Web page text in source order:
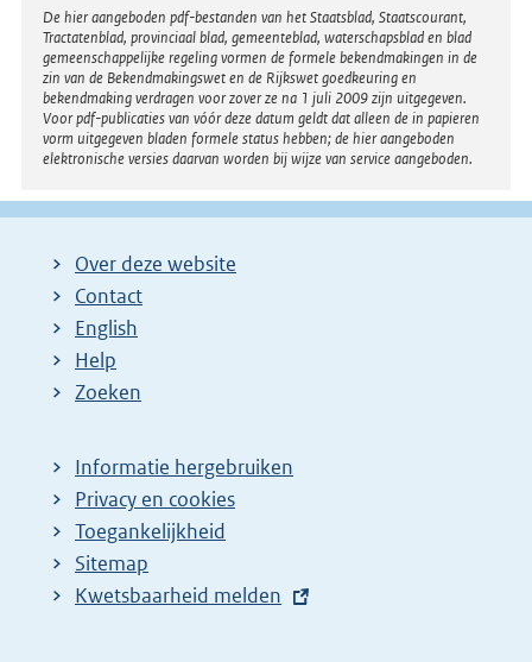
Disclaimer
De hier aangeboden pdf-bestanden van het Staatsblad, Staatscourant,
Tractatenblad, provinciaal blad, gemeenteblad, waterschapsblad en blad
gemeenschappelijke regeling vormen de formele bekendmakingen in de
zin van de Bekendmakingswet en de Rijkswet goedkeuring en
bekendmaking verdragen voor zover ze na 1 juli 2009 zijn uitgegeven.
Voor pdf-publicaties van vóór deze datum geldt dat alleen de in papieren
vorm uitgegeven bladen formele status hebben; de hier aangeboden
elektronische versies daarvan worden bij wijze van service aangeboden.
Over deze website
Contact
English
Help
Zoeken
Informatie hergebruiken
Privacy en cookies
Toegankelijkheid
Sitemap
E
Kwetsbaarheid melden